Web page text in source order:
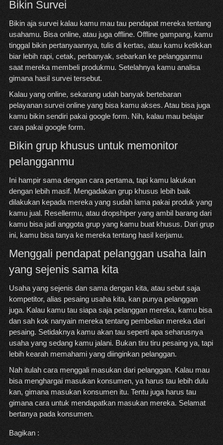
Bikin Survei
Bikin aja survei kalau kamu mau tau pendapat mereka tentang
usahamu. Bisa online, atau juga offline. Offline gampang, kamu
tinggal bikin pertanyaannya, tulis di kertas, atau kamu ketikkan
biar lebih rapi, cetak, perbanyak, sebarkan ke pelangganmu
saat mereka membeli produkmu. Setelahnya kamu analisa
gimana hasil survei tersebut.
Kalau yang online, sekarang udah banyak bertebaran
pelayanan survei online yang bisa kamu akses. Atau bisa juga
kamu bikin sendiri pakai google form. Nih, kalau mau belajar
cara pakai google form.
Bikin grup khusus untuk memonitor
pelangganmu
Ini hampir sama dengan cara pertama, tapi kamu lakukan
dengan lebih masif. Mengadakan grup khusus lebih baik
dilakukan kepada mereka yang sudah lama pakai produk yang
kamu jual. Resellermu, atau dropshiper yang ambil barang dari
kamu bisa jadi anggota grup yang kamu buat khusus. Dari grup
ini, kamu bisa tanya ke mereka tentang hasil kerjamu.
Menggali pendapat pelanggan usaha lain
yang sejenis sama kita
Usaha yang sejenis dan sama dengan kita, atau sebut saja
kompetitor, alias pesaing usaha kita, kan punya pelanggan
juga. Kalau kamu tau siapa saja pelanggan mereka, kamu bisa
dan sah kok nanyain mereka tentang pembelian mereka dari
pesaing. Setidaknya kamu akan tau seperti apa seharusnya
usaha yang sedang kamu jalani. Bukan tiru tiru pesaing ya, tapi
lebih kearah memahami yang diinginkan pelanggan.
Nah itulah cara menggali masukan dari pelanggan. Kalau mau
bisa menghargai masukan konsumen, ya harus tau lebih dulu
kan, gimana masukan konsumen itu. Tentu juga harus tau
gimana cara untuk mendapatkan masukan mereka. Selamat
bertanya pada konsumen.
Bagikan :